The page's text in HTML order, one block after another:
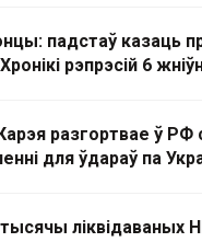
падстаў казаць
рэпрэсій 6
разгортвае ў РФ
для ўдараў па
ліквідаваных